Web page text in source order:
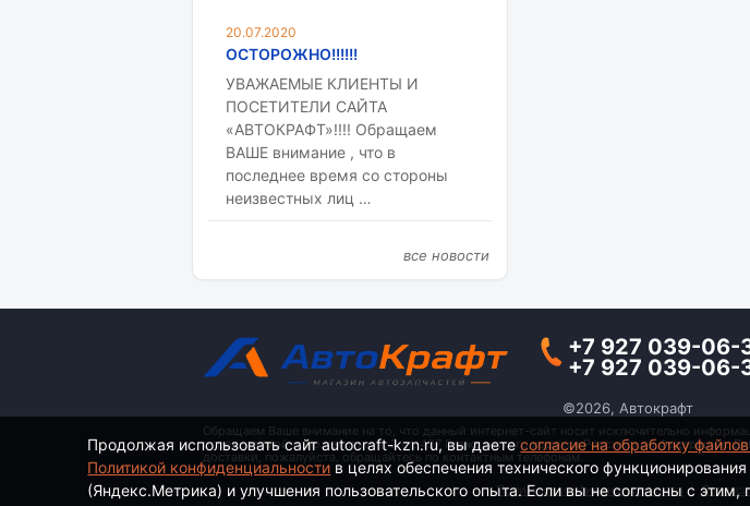
20.07.2020
ОСТОРОЖНО!!!!!!
УВАЖАЕМЫЕ КЛИЕНТЫ И
ПОСЕТИТЕЛИ САЙТА
«АВТОКРАФТ»!!!! Обращаем
ВАШЕ внимание , что в
последнее время со стороны
неизвестных лиц …
все новости
+7 927 039-06-
+7 927 039-06-
©2026, Автокрафт
Обращаем Ваше внимание на то, что данный интернет-сайт носит исключительно
определяемой положениями ч. 2 ст. 437 Гражданского кодекса Российской Федерации.
доставки, пожалуйста, обращайтесь по контактным телефонам.
Политика конфиденциальности |
Продолжая использовать сайт autocraft-kzn.ru, вы даетесогласие на обработку
Политикой конфиденциальности в целях обеспечения технического
(Яндекс.Метрика) и улучшения пользовательского опыта. Если вы не согласны с этим,